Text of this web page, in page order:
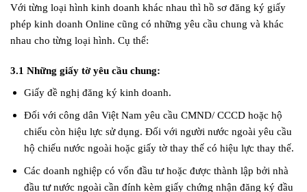
Với từng loại hình kinh doanh khác nhau thì hồ sơ đăng ký giấy
phép kinh doanh Online cũng có những yêu cầu chung và khác
nhau cho từng loại hình. Cụ thể:
3.1 Những giấy tờ yêu cầu chung:
Giấy đề nghị đăng ký kinh doanh.
Đối với công dân Việt Nam yêu cầu CMND/ CCCD hoặc hộ
chiếu còn hiệu lực sử dụng. Đối với người nước ngoài yêu cầu
hộ chiếu nước ngoài hoặc giấy tờ thay thế có hiệu lực thay thế.
Các doanh nghiệp có vốn đầu tư hoặc được thành lập bởi nhà
đầu tư nước ngoài cần đính kèm giấy chứng nhận đăng ký đầu